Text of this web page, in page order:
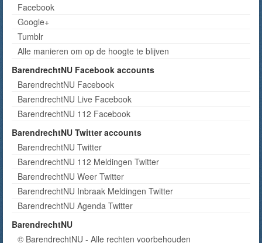
Facebook
Google+
Tumblr
Alle manieren om op de hoogte te blijven
BarendrechtNU Facebook accounts
BarendrechtNU Facebook
BarendrechtNU Live Facebook
BarendrechtNU 112 Facebook
BarendrechtNU Twitter accounts
BarendrechtNU Twitter
BarendrechtNU 112 Meldingen Twitter
BarendrechtNU Weer Twitter
BarendrechtNU Inbraak Meldingen Twitter
BarendrechtNU Agenda Twitter
BarendrechtNU
© BarendrechtNU - Alle rechten voorbehouden